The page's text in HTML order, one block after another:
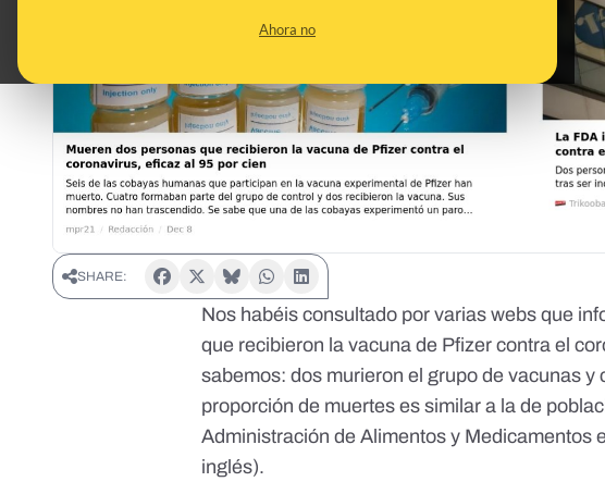
Ahora no
SHARE:
Nos habéis consultado por varias webs que
que recibieron la vacuna de Pfizer contra el
sabemos: dos murieron el grupo de vacunas y
proporción de muertes es similar a la de
Administración de Alimentos y Medicamentos
inglés).